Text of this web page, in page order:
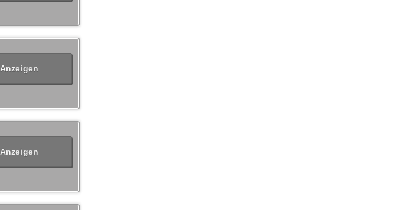
Anzeigen
Anzeigen